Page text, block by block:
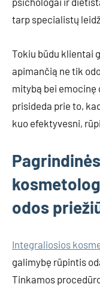
tarp specialistų
Tokiu būdu klientai
apimančią ne tik
mitybą bei
prisideda prie to,
kuo efektyvesni,
odos
Integraliosios
galimybę rūpintis
Tinkamos